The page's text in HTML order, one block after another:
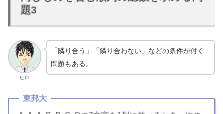
題3
ヒロ
「隣り合う」「隣り合わない」などの条件が付く
問題もある。
東邦大